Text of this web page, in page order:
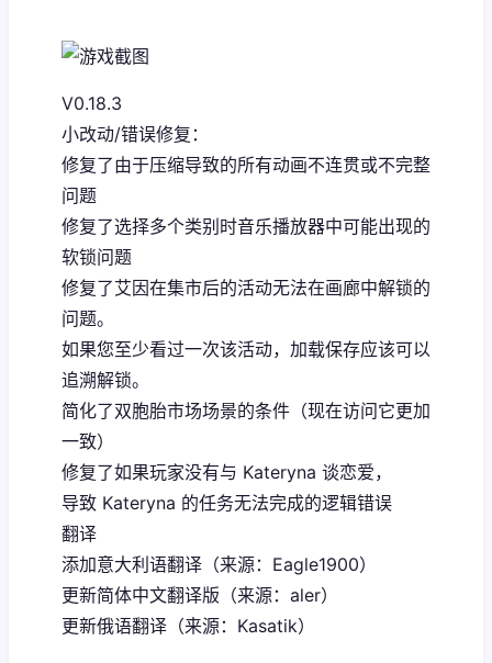
V0.18.3
小改动/错误修复：
修复了由于压缩导致的所有动画不连贯或不完整
问题
修复了选择多个类别时音乐播放器中可能出现的
软锁问题
修复了艾因在集市后的活动无法在画廊中解锁的
问题。
如果您至少看过一次该活动，加载保存应该可以
追溯解锁。
简化了双胞胎市场场景的条件（现在访问它更加
一致）
修复了如果玩家没有与 Kateryna 谈恋爱，
导致 Kateryna 的任务无法完成的逻辑错误
翻译
添加意大利语翻译（来源：Eagle1900）
更新简体中文翻译版（来源：aler）
更新俄语翻译（来源：Kasatik）